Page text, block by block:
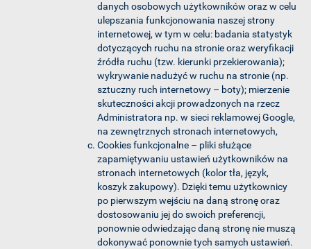
danych osobowych użytkowników oraz w celu
ulepszania funkcjonowania naszej strony
internetowej, w tym w celu: badania statystyk
dotyczących ruchu na stronie oraz weryfikacji
źródła ruchu (tzw. kierunki przekierowania);
wykrywanie nadużyć w ruchu na stronie (np.
sztuczny ruch internetowy – boty); mierzenie
skuteczności akcji prowadzonych na rzecz
Administratora np. w sieci reklamowej Google,
na zewnętrznych stronach internetowych,
Cookies funkcjonalne – pliki służące
zapamiętywaniu ustawień użytkowników na
stronach internetowych (kolor tła, język,
koszyk zakupowy). Dzięki temu użytkownicy
po pierwszym wejściu na daną stronę oraz
dostosowaniu jej do swoich preferencji,
ponownie odwiedzając daną stronę nie muszą
dokonywać ponownie tych samych ustawień.